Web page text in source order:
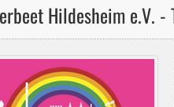
Hildesheim e.V.